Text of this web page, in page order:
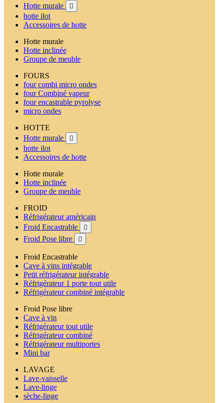
Hotte murale

hotte ilot
Accessoires de hotte
Hotte murale
Hotte inclinée
Groupe de meuble
FOURS
four combi micro ondes
four Combiné vapeur
four encastrable pyrolyse
micro ondes
HOTTE
Hotte murale

hotte ilot
Accessoires de hotte
Hotte murale
Hotte inclinée
Groupe de meuble
FROID
Réfrigérateur américain
Froid Encastrable

Froid Pose libre 
Froid Encastrable
Cave à vins intégrable
Petit réfrigérateur intégrable
Réfrigérateur 1 porte tout utile
Réfrigérateur combiné intégrable
Froid Pose libre
Cave à vin
Réfrigérateur tout utile
Réfrigérateur combiné
Réfrigérateur multiportes
Mini bar
LAVAGE
Lave-vaisselle
Lave-linge
sèche-linge